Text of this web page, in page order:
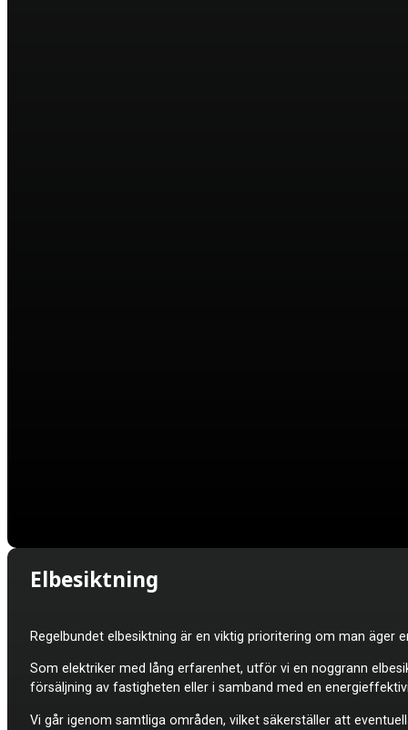
Elbesiktning
Regelbundet elbesiktning är en viktig prioritering om man
Som elektriker med lång erfarenhet, utför vi en noggrann
försäljning av fastigheten eller i samband med en
Vi går igenom samtliga områden, vilket säkerställer att